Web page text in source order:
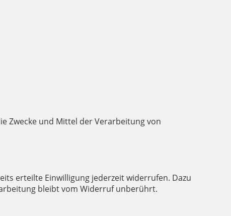
Zwecke und Mittel der Verarbeitung von
erteilte Einwilligung jederzeit widerrufen. Dazu
bleibt vom Widerruf unberührt.